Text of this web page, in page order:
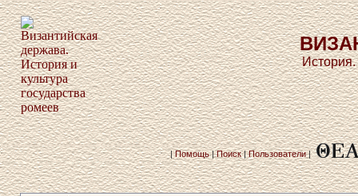
|Помощь|Поиск|Пользователи|